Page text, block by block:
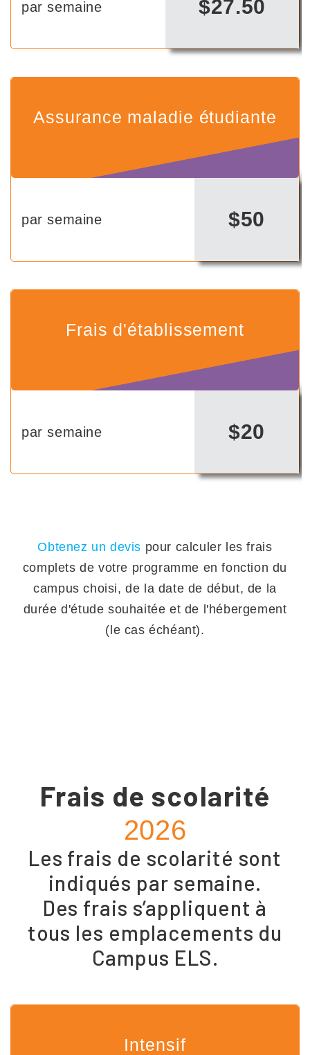
par semaine $27.50
Assurance maladie étudiante
par semaine $50
Frais d'établissement
par semaine $20
Obtenez un devis pour calculer les frais
complets de votre programme en fonction du
campus choisi, de la date de début, de la
durée d'étude souhaitée et de l'hébergement
(le cas échéant).
Frais de scolarité
2026
Les frais de scolarité sont
indiqués par semaine.
Des frais s’appliquent à
tous les emplacements du
Campus ELS.
Intensif